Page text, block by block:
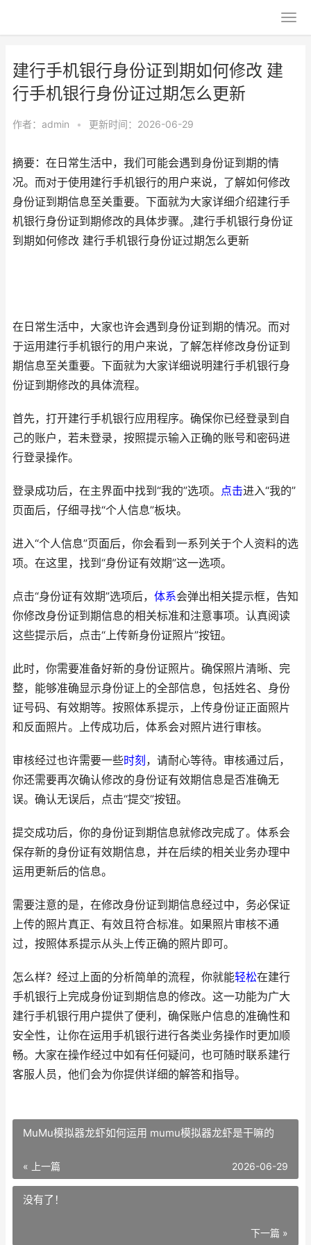
建行手机银行身份证到期如何修改 建
行手机银行身份证过期怎么更新
作者： admin • 更新时间：2026-06-29
摘要：在日常生活中，我们可能会遇到身份证到期的情
况。而对于使用建行手机银行的用户来说，了解如何修改
身份证到期信息至关重要。下面就为大家详细介绍建行手
机银行身份证到期修改的具体步骤。,建行手机银行身份证
到期如何修改 建行手机银行身份证过期怎么更新
在日常生活中，大家也许会遇到身份证到期的情况。而对
于运用建行手机银行的用户来说，了解怎样修改身份证到
期信息至关重要。下面就为大家详细说明建行手机银行身
份证到期修改的具体流程。
首先，打开建行手机银行应用程序。确保你已经登录到自
己的账户，若未登录，按照提示输入正确的账号和密码进
行登录操作。
登录成功后，在主界面中找到“我的”选项。 点击进入“我的”
页面后，仔细寻找“个人信息”板块。
进入“个人信息”页面后，你会看到一系列关于个人资料的选
项。在这里，找到“身份证有效期”这一选项。
点击“身份证有效期”选项后， 体系会弹出相关提示框，告知
你修改身份证到期信息的相关标准和注意事项。认真阅读
这些提示后，点击“上传新身份证照片”按钮。
此时，你需要准备好新的身份证照片。确保照片清晰、完
整，能够准确显示身份证上的全部信息，包括姓名、身份
证号码、有效期等。按照体系提示，上传身份证正面照片
和反面照片。上传成功后，体系会对照片进行审核。
审核经过也许需要一些时刻 ，请耐心等待。审核通过后，
你还需要再次确认修改的身份证有效期信息是否准确无
误。确认无误后，点击“提交”按钮。
提交成功后，你的身份证到期信息就修改完成了。体系会
保存新的身份证有效期信息，并在后续的相关业务办理中
运用更新后的信息。
需要注意的是，在修改身份证到期信息经过中，务必保证
上传的照片真正、有效且符合标准。如果照片审核不通
过，按照体系提示从头上传正确的照片即可。
怎么样？经过上面的分析简单的流程，你就能轻松在建行
手机银行上完成身份证到期信息的修改。这一功能为广大
建行手机银行用户提供了便利，确保账户信息的准确性和
安全性，让你在运用手机银行进行各类业务操作时更加顺
畅。大家在操作经过中如有任何疑问，也可随时联系建行
客服人员，他们会为你提供详细的解答和指导。
MuMu模拟器龙虾如何运用 mumu模拟器龙虾是干嘛的
« 上一篇 2026-06-29
没有了！
下一篇 »